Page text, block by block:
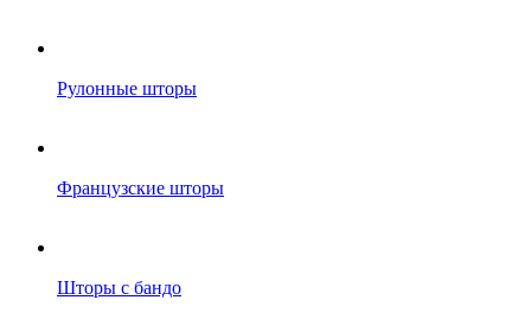
Рулонные шторы
Французские шторы
Шторы с бандо